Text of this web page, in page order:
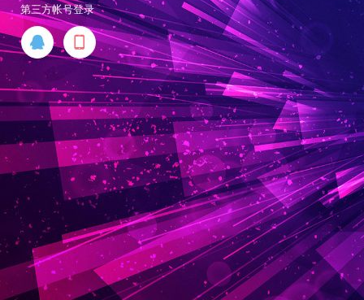
第三方帐号登录
 